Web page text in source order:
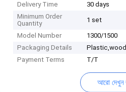
Delivery Time
30 days
Minimum Order
Quantity
1 set
Model Number
1300/1500
Packaging Details
Plastic,wood
Payment Terms
T/T
আরো দেখুন